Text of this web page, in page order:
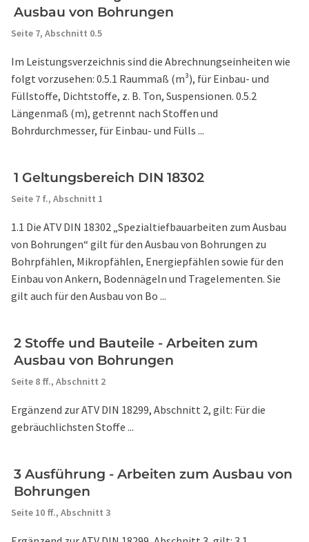
Ausbau von Bohrungen
Seite 7, Abschnitt 0.5
Im Leistungsverzeichnis sind die Abrechnungseinheiten wie
folgt vorzusehen: 0.5.1 Raummaß (m³), für Einbau- und
Füllstoffe, Dichtstoffe, z. B. Ton, Suspensionen. 0.5.2
Längenmaß (m), getrennt nach Stoffen und
Bohrdurchmesser, für Einbau- und Fülls ...
1 Geltungsbereich DIN 18302
Seite 7 f., Abschnitt 1
1.1 Die ATV DIN 18302 „Spezialtiefbauarbeiten zum Ausbau
von Bohrungen“ gilt für den Ausbau von Bohrungen zu
Bohrpfählen, Mikropfählen, Energiepfählen sowie für den
Einbau von Ankern, Bodennägeln und Tragelementen. Sie
gilt auch für den Ausbau von Bo ...
2 Stoffe und Bauteile - Arbeiten zum
Ausbau von Bohrungen
Seite 8 ff., Abschnitt 2
Ergänzend zur ATV DIN 18299, Abschnitt 2, gilt: Für die
gebräuchlichsten Stoffe ...
3 Ausführung - Arbeiten zum Ausbau von
Bohrungen
Seite 10 ff., Abschnitt 3